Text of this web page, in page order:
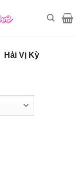
Hải Vị Kỳ